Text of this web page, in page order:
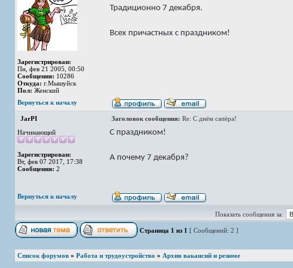
Зарегистрирован:
Пн, фев 21 2005, 00:50
Сообщения: 10286
Откуда: г.Мышуйск
Пол: Женский
Традиционно 7 декабря.
Всех причастных с праздником!
Вернуться к началу
JarPI Заголовок сообщения: Re: С днём сапёра!
Начинающий
Зарегистрирован:
Вт, фев 07 2017, 17:38
Сообщения: 2
С праздником!
А почему 7 декабря?
Вернуться к началу
Показать сообщения за:
Страница 1 из 1 [ Сообщений: 2 ]
Список форумов » Работа и трудоустройство » Архив вакансий и резюме